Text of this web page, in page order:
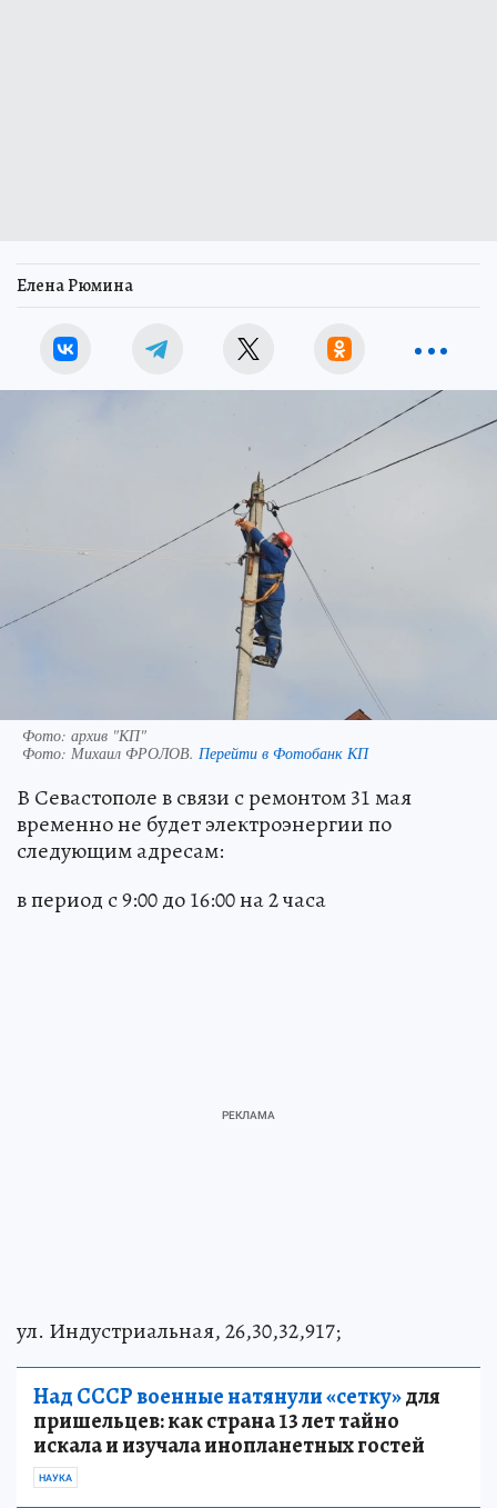
Елена Рюмина
Фото: архив "КП"
Фото: Михаил ФРОЛОВ. Перейти в Фотобанк КП
В Севастополе в связи с ремонтом 31 мая
временно не будет электроэнергии по
следующим адресам:
в период с 9:00 до 16:00 на 2 часа
ул. Индустриальная, 26,30,32,917;
Над СССР военные натянули «сетку»для
пришельцев: как страна 13 лет тайно
искала и изучала инопланетных гостей
НАУКА